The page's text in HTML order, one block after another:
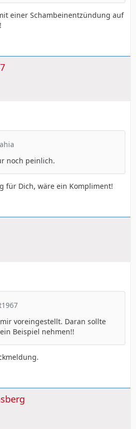
einer Schambeinentzündung auf
noch peinlich.
für Dich, wäre ein Kompliment!
voreingestellt. Daran sollte
Beispiel nehmen!!